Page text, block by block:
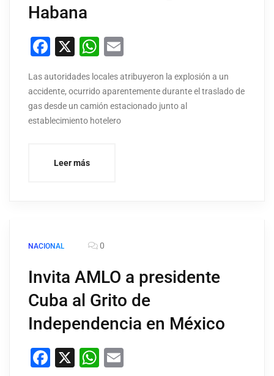
Habana
Facebook
X WhatsApp
Las autoridades locales atribuyeron la explosión a un
accidente, ocurrido aparentemente durante el traslado de
gas desde un camión estacionado junto al
establecimiento hotelero
Leer más
NACIONAL 0
Invita AMLO a presidente
Cuba al Grito de
Independencia en México
Facebook
X WhatsApp